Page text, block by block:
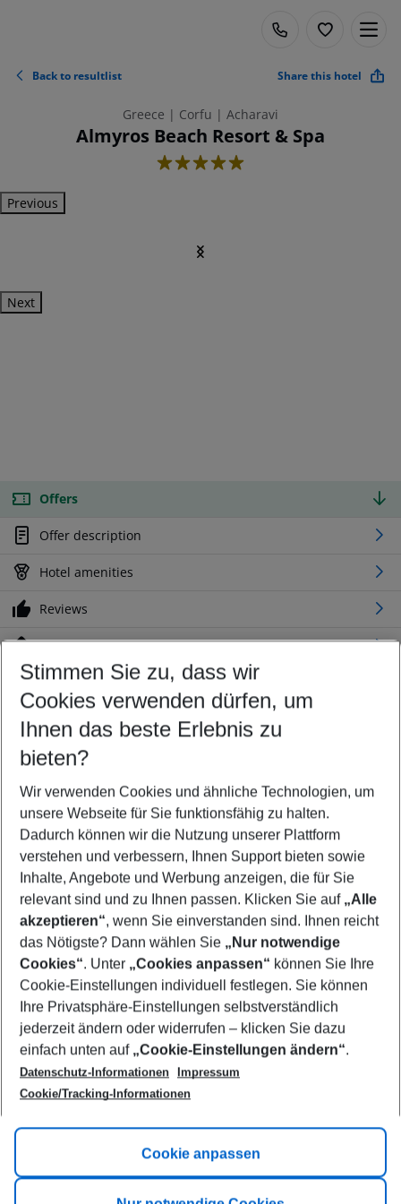
Back to resultlist Share this hotel
Greece | Corfu | Acharavi
Almyros Beach Resort & Spa
5
Previous
Next
Offers
Offer description
Hotel amenities
Reviews
Location
Customize your offer
Find the perfect deal which suits your best
Your departure airport
Any airport
Select your date range
11/08/26–09/08/27 5-8 nights
Who will travel
2 adults No children
Show more filter
Footer
Footer navigation
Title A
Link A
Stimmen Sie zu, dass wir
Cookies verwenden dürfen, um
Ihnen das beste Erlebnis zu
bieten?
Wir verwenden Cookies und ähnliche Technologien, um
unsere Webseite für Sie funktionsfähig zu halten.
Dadurch können wir die Nutzung unserer Plattform
verstehen und verbessern, Ihnen Support bieten sowie
Inhalte, Angebote und Werbung anzeigen, die für Sie
relevant sind und zu Ihnen passen. Klicken Sie auf „Alle
akzeptieren“, wenn Sie einverstanden sind. Ihnen reicht
das Nötigste? Dann wählen Sie „Nur notwendige
Cookies“. Unter „Cookies anpassen“ können Sie Ihre
Cookie-Einstellungen individuell festlegen. Sie können
Ihre Privatsphäre-Einstellungen selbstverständlich
jederzeit ändern oder widerrufen – klicken Sie dazu
einfach unten auf „Cookie-Einstellungen ändern“.
Datenschutz-Informationen
Impressum
Cookie/Tracking-Informationen
Cookie anpassen